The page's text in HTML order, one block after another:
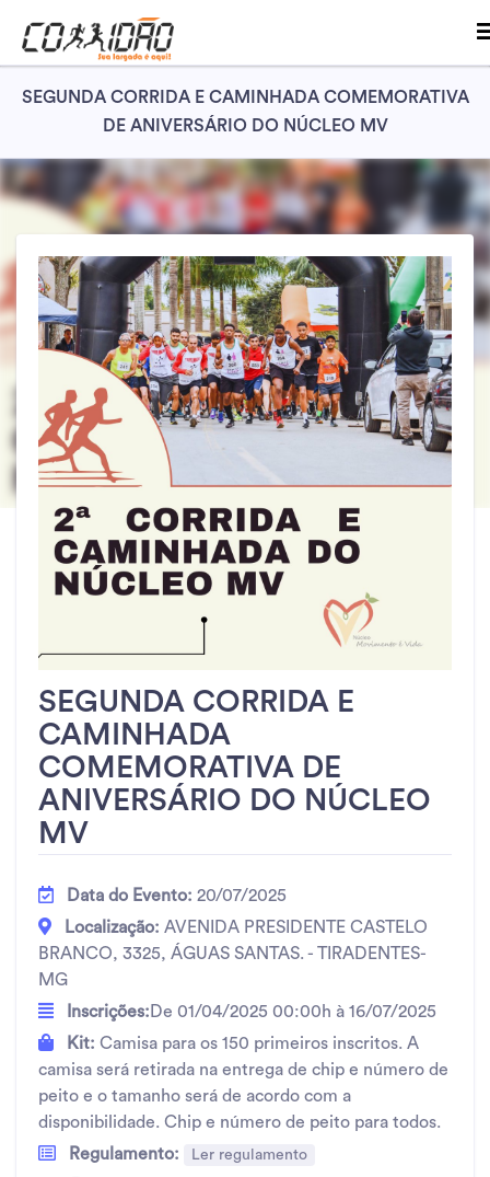
SEGUNDA CORRIDA E CAMINHADA COMEMORATIVA
DE ANIVERSÁRIO DO NÚCLEO MV
SEGUNDA CORRIDA E
CAMINHADA
COMEMORATIVA DE
ANIVERSÁRIO DO NÚCLEO
MV
Data do Evento: 20/07/2025
Localização: AVENIDA PRESIDENTE CASTELO
BRANCO, 3325, ÁGUAS SANTAS. - TIRADENTES-
MG
Inscrições: De 01/04/2025 00:00h à 16/07/2025
Kit: Camisa para os 150 primeiros inscritos. A
camisa será retirada na entrega de chip e número de
peito e o tamanho será de acordo com a
disponibilidade. Chip e número de peito para todos.
Regulamento:
Ler regulamento